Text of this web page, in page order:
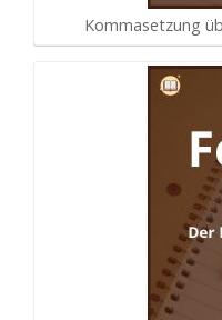
Kommasetzung